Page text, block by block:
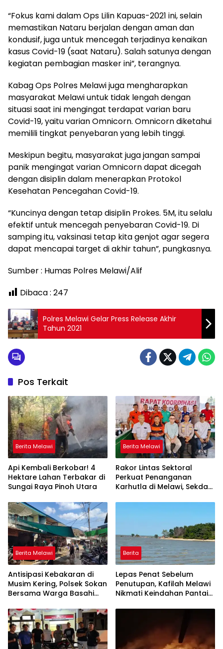
“Fokus kami dalam Ops Lilin Kapuas-2021 ini, selain
memastikan Nataru berjalan dengan aman dan
kondusif, juga untuk mencegah terjadinya kenaikan
kasus Covid-19 (saat Nataru). Salah satunya dengan
kegiatan pembagian masker ini”, terangnya.
Kabag Ops Polres Melawi juga mengharapkan
masyarakat Melawi untuk tidak lengah dengan
situasi saat ini mengingat terdapat varian baru
Covid-19, yaitu varian Omnicorn. Omnicorn diketahui
memilili tingkat penyebaran yang lebih tinggi.
Meskipun begitu, masyarakat juga jangan sampai
panik mengingat varian Omnicorn dapat dicegah
dengan disiplin dalam menerapkan Protokol
Kesehatan Pencegahan Covid-19.
“Kuncinya dengan tetap disiplin Prokes. 5M, itu selalu
efektif untuk mencegah penyebaran Covid-19. Di
samping itu, vaksinasi tetap kita genjot agar segera
dapat mencapai target di akhir tahun”, pungkasnya.
Sumber : Humas Polres Melawi/Alif
Dibaca : 247
Polres Melawi Gelar Press Release Akhir
Tahun 2021
Pos Terkait
Berita Melawi
Api Kembali Berkobar! 4
Hektare Lahan Terbakar di
Sungai Raya Pinoh Utara
Berita Melawi
Rakor Lintas Sektoral
Perkuat Penanganan
Karhutla di Melawi, Sekda
Tingkatkan Kewaspadaan
Berita Melawi
Antisipasi Kebakaran di
Musim Kering, Polsek Sokan
Bersama Warga Basahi
Berita
Lepas Penat Sebelum
Penutupan, Kafilah Melawi
Nikmati Keindahan Pantai